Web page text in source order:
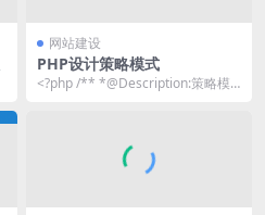
网站建设
PHP设计策略模式
<?php /** *@Description:策略模